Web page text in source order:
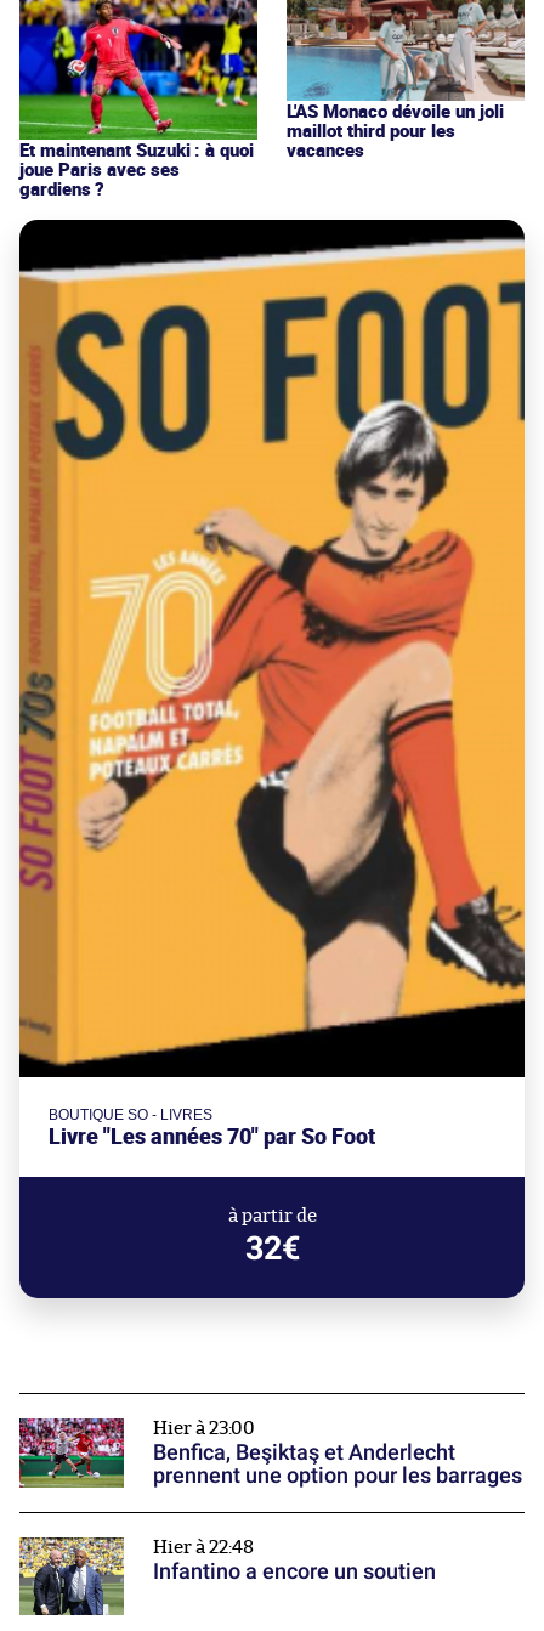
Et maintenant Suzuki : à quoi
joue Paris avec ses
gardiens ?
L'AS Monaco dévoile un joli
maillot third pour les
vacances
BOUTIQUE SO - LIVRES
Livre "Les années 70" par So Foot
à partir de
32€
Hier à 23:00
Benfica, Beşiktaş et Anderlecht
prennent une option pour les barrages
Hier à 22:48
Infantino a encore un soutien